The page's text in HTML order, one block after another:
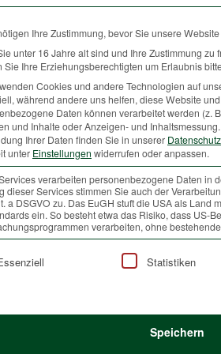
Triebe und Jungpflanzen generell
Winter und Frühjahr, oft und
Rot-, Gams- und Rehwilds sowie
haben sich speziell an die
durch ihre Körpergröße und
hat jede Wildart eine eigene Nahrungs-
bevorzugt große Portionen Gräser,
Kräuter, Blätter und Knospen und
Mischtypen. Man erkennt den
Stellen an den Nahrungspflanzen.
Ihre Zustimmung, bevor Sie unsere
unter 16 Jahre alt sind und Ihre Zustimmung
Sie Ihre Erziehungsberechtigten um Erlaubnis
Cookies und andere Technologien auf
während andere uns helfen, diese Website
Daten können verarbeitet werden (z.
und Inhalte oder Anzeigen- und Inhaltsmessung.
Ihrer Daten finden Sie in unserer
unter Einstellungen widerrufen oder anpassen.
verarbeiten personenbezogene Daten in
dieser Services stimmen Sie auch der
a DSGVO zu. Das EuGH stuft die USA als Land
ein. So besteht etwa das Risiko, dass US-
verarbeiten, ohne
eine Liste der Service-Gruppen,
Statistiken
Speichern